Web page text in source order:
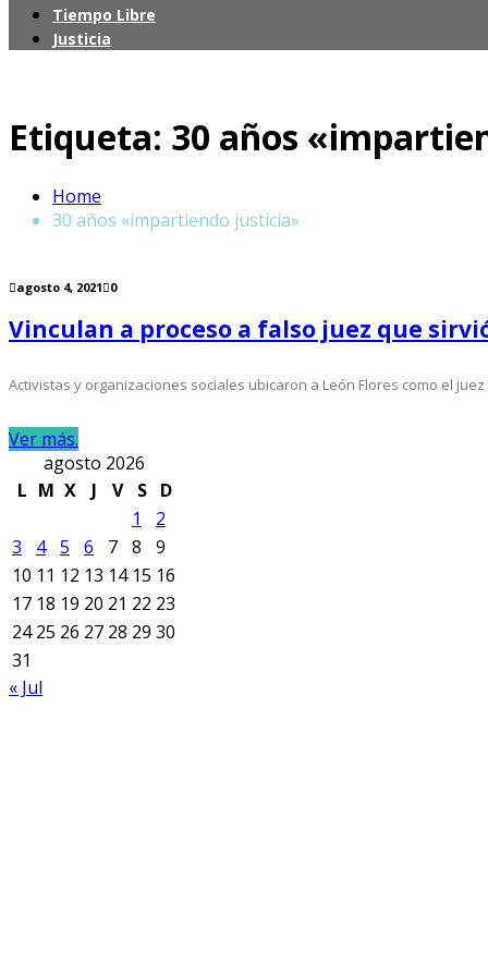
Tiempo Libre
Justicia
Detenido Ángel Aguirre, exgobernador de Guerrero,
Cae apoyo ciudadano a Israel en EU por genocidio
“Tony”: una sabrosa reedición de las memorias del
Cuba se abre al sector privado y a la inversión; el
Etiqueta: 30 años
Home
30 años «impartiendo justicia»
agosto 4, 2021 0
Vinculan a proceso a falso juez que
Activistas y organizaciones sociales ubicaron a León Flores como el
Ver más.
agosto 2026
L M X J V S
D
1
2
3
4 5 6 7 8
9
10 11 12 13 14 15 16
17 18 19 20 21 22 23
24 25 26 27 28 29 30
31
« Jul